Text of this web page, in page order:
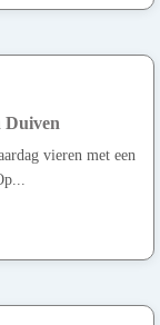
Duiven
vieren met een